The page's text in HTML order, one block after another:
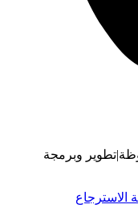
|تطوير وبرمجة
الاسترجاع